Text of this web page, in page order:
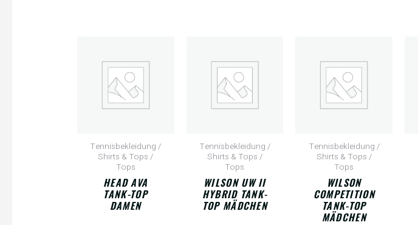
Tennisbekleidung /
Shirts & Tops /
Tops
HEAD AVA
TANK-TOP
DAMEN
Tennisbekleidung /
Shirts & Tops /
Tops
WILSON UW II
HYBRID TANK-
TOP MÄDCHEN
Tennisbekleidung /
Shirts & Tops /
Tops
WILSON
COMPETITION
TANK-TOP
MÄDCHEN